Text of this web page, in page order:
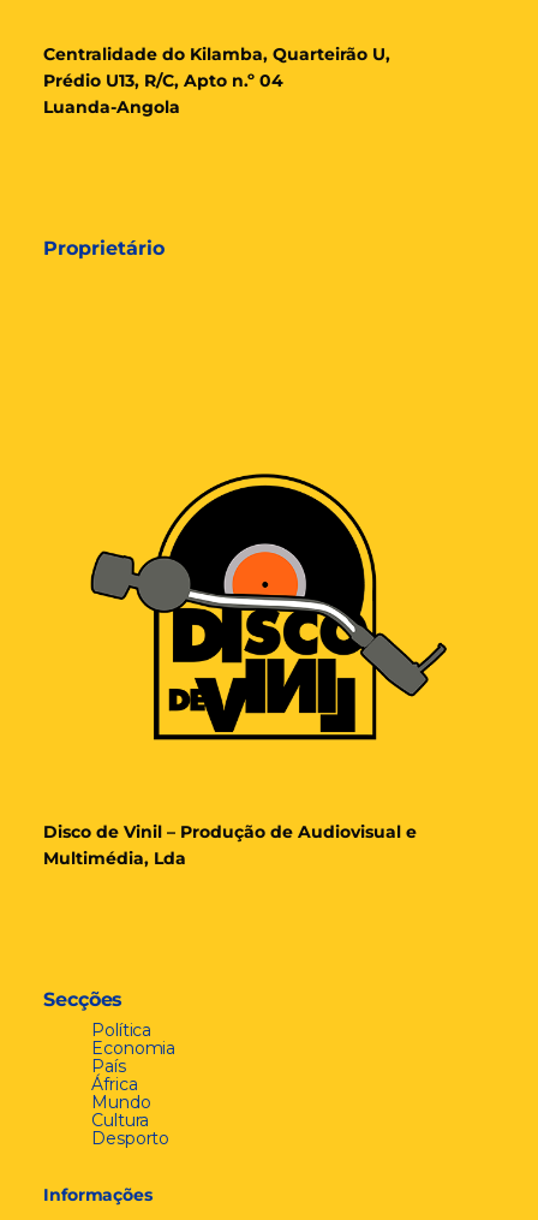
Centralidade do Kilamba, Quarteirão U,
Prédio U13, R/C, Apto n.º 04
Luanda-Angola
Proprietário
Disco de Vinil – Produção de Audiovisual e
Multimédia, Lda
Secções
Política
Economia
País
África
Mundo
Cultura
Desporto
Informações